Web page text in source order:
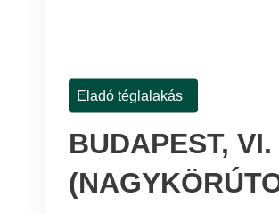
Eladó téglalakás
BUDAPEST,